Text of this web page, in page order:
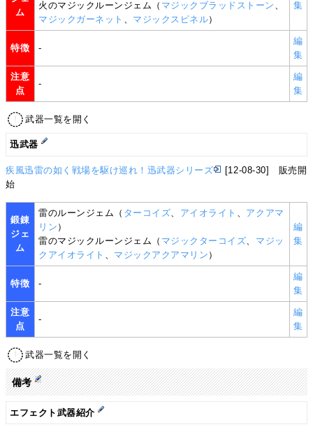
ム
火のマジックルーンジェム（ マジックブラッドストーン 、
マジックガーネット 、 マジックスピネル）
集
特徴 -
編
集
注意
点
-
編
集
武器一覧を開く
迅武器
疾風迅雷の如く戦場を駆け巡れ！迅武器シリーズ
[12-08-30] 販売開
始
鍛錬
ジェ
ム
雷のルーンジェム（ ターコイズ、 アイオライト 、 アクアマ
リン ）
雷のマジックルーンジェム（ マジックターコイズ、 マジッ
クアイオライト 、 マジックアクアマリン ）
編
集
特徴 -
編
集
注意
点
-
編
集
武器一覧を開く
備考
エフェクト武器紹介